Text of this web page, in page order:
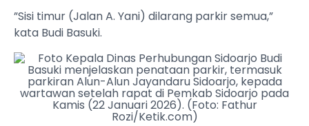
”Sisi timur (Jalan A. Yani) dilarang parkir semua,”
kata Budi Basuki.